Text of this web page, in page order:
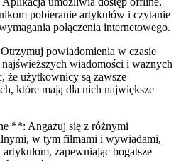
pobieranie artykułów i czytanie
połączenia internetowego.
powiadomienia w czasie
wiadomości i ważnych
że użytkownicy są zawsze
które mają dla nich największe
**: Angażuj się z różnymi
w tym filmami i wywiadami,
zapewniając bogatsze